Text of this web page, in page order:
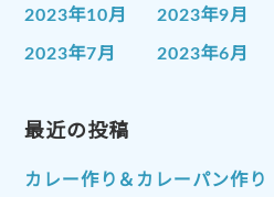
2023年10月 2023年9月
2023年7月 2023年6月
2023年1月
2022年10月 2022年9月
最近の投稿
カレー作り＆カレーパン作り